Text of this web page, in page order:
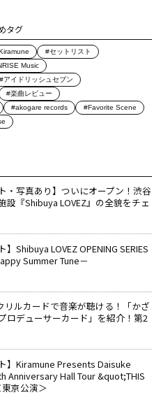
タグ
#セットリスト
Music
#アイドリッシュセブン
#楽曲レビュー
#akogare records
#Favorite Scene
・写真あり】ついにオープン！渋谷
設『Shibuya LOVEZ』の全貌をチェ
】Shibuya LOVEZ OPENING SERIES
Summer Tune－
リルカードで音楽が聴ける！「かざ
ロデューサーカード」を紹介！第2
】Kiramune Presents Daisuke
Anniversary Hall Tour &quot;THIS
京公演＞